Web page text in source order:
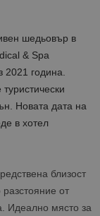
шедьовър в
& Spa
2021 година.
Новата дата на
в хотел
близост
от
Идеално място за